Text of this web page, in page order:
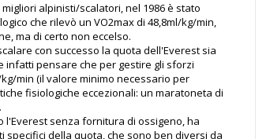
alpinisti/scalatori, nel 1986 è stato
che rilevò un VO2max di 48,8ml/kg/min,
ma di certo non eccelso.
con successo la quota dell'Everest sia
infatti pensare che per gestire gli sforzi
min (il valore minimo necessario per
fisiologiche eccezionali: un maratoneta di
l'Everest senza fornitura di ossigeno, ha
della quota, che sono ben diversi da